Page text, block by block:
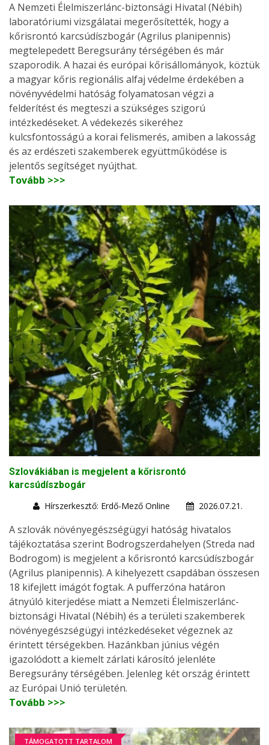
A Nemzeti Élelmiszerlánc-biztonsági Hivatal (Nébih)
laboratóriumi vizsgálatai megerősítették, hogy a
kőrisrontó karcsúdíszbogár (Agrilus planipennis)
megtelepedett Beregsurány térségében és már
szaporodik. A hazai és európai kőrisállományok, köztük
a magyar kőris regionális alfaj védelme érdekében a
növényvédelmi hatóság folyamatosan végzi a
felderítést és megteszi a szükséges szigorú
intézkedéseket. A védekezés sikeréhez
kulcsfontosságú a korai felismerés, amiben a lakosság
és az erdészeti szakemberek együttműködése is
jelentős segítséget nyújthat.
Tovább >>>
Szlovákiában is megjelent a kőrisrontó
karcsúdíszbogár
Hírszerkesztő: Erdő-Mező Online
2026.07.21.
A szlovák növényegészségügyi hatóság hivatalos
tájékoztatása szerint Bodrogszerdahelyen (Streda nad
Bodrogom) is megjelent a kőrisrontó karcsúdíszbogár
(Agrilus planipennis). A kihelyezett csapdában összesen
18 kifejlett imágót fogtak. A pufferzóna határon
átnyúló kiterjedése miatt a Nemzeti Élelmiszerlánc-
biztonsági Hivatal (Nébih) és a területi szakemberek
növényegészségügyi intézkedéseket végeznek az
érintett térségekben. Hazánkban június végén
igazolódott a kiemelt zárlati károsító jelenléte
Beregsurány térségében. Jelenleg két ország érintett
az Európai Unió területén.
Tovább >>>
TÁMOGATOTT TARTALOM